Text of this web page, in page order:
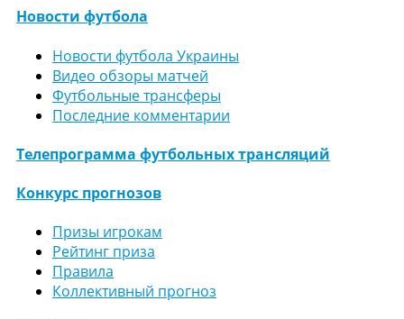
Новости футбола
Новости футбола Украины
Видео обзоры матчей
Футбольные трансферы
Последние комментарии
Телепрограмма футбольных трансляций
Конкурс прогнозов
Призы игрокам
Рейтинг приза
Правила
Коллективный прогноз